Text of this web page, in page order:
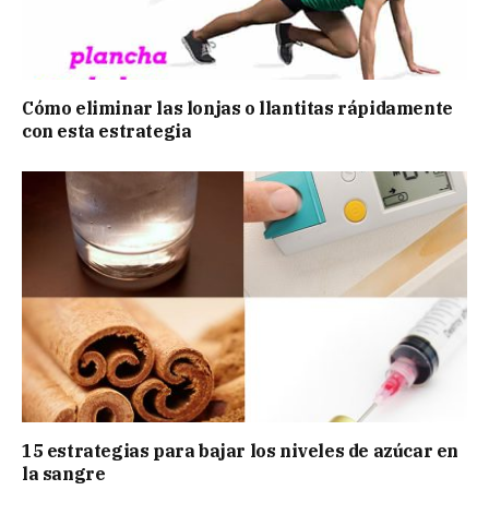
Cómo eliminar las lonjas o llantitas rápidamente
con esta estrategia
15 estrategias para bajar los niveles de azúcar en
la sangre